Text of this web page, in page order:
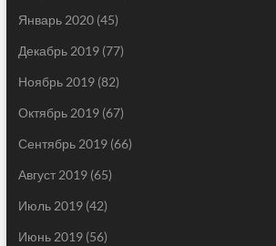
Январь 2020(45)
Декабрь 2019(77)
Ноябрь 2019(82)
Октябрь 2019(67)
Сентябрь 2019(66)
Август 2019(65)
Июль 2019(42)
Июнь 2019(56)